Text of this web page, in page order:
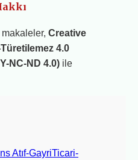
Creative
4.0
NC-ND 4.0) ile
Atıf-GayriTicari-